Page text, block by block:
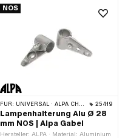
NOS
FÜR: UNIVERSAL · ALPA CHOPPER / TURBO 25419
Lampenhalterung Alu Ø 28
mm NOS | Alpa Gabel
Hersteller: ALPA · Material: Aluminium